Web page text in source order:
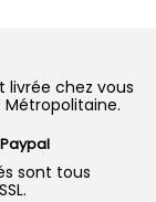
chez vous
Métropolitaine.
sont tous